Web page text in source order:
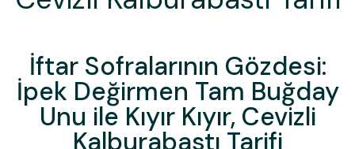
İftar Sofralarının Gözdesi:
İpek Değirmen Tam Buğday
Unu ile Kıyır Kıyır, Cevizli
Kalburabastı Tarifi